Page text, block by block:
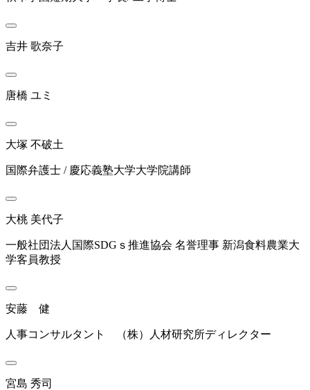
吉井 歌奈子
唐橋 ユミ
大塚 不破土
国際弁護士 / 慶応義塾大学大学院講師
大桃 美代子
一般社団法人国際SDGｓ推進協会 名誉理事 新潟食料農業大
学客員教授
安藤 健
人事コンサルタント （株）人材研究所ディレクター
宮島 秀司